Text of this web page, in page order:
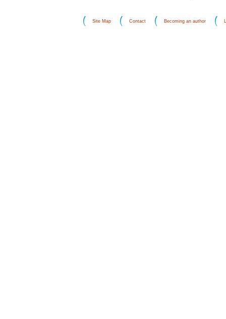
Site Map Contact Becoming an author